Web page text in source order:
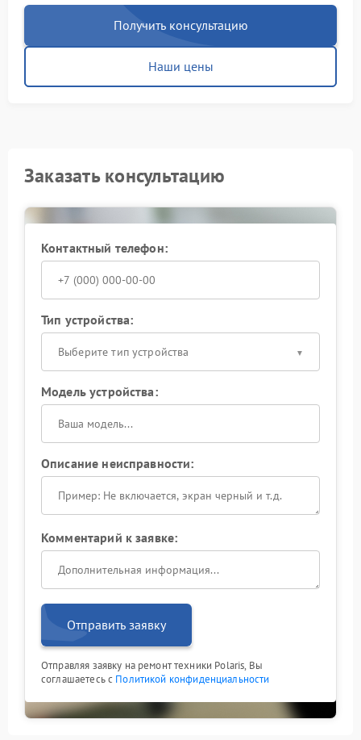
Получить консультацию
Наши цены
Заказать консультацию
Контактный телефон:
Тип устройства:
Выберите тип устройства
Модель устройства:
Описание неисправности:
Комментарий к заявке:
Отправить заявку
Отправляя заявку на ремонт техники Polaris, Вы
соглашаетесь с Политикой конфиденциальности